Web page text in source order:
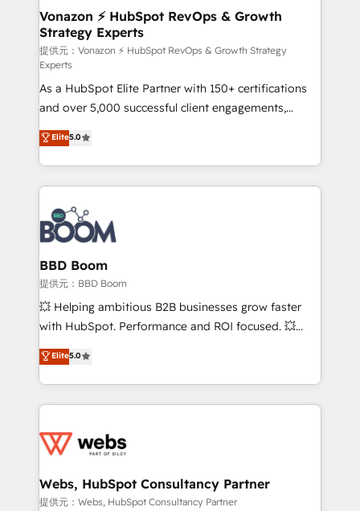
➤ L’intégration de CRM et de méthodologie RevOps
pour aligner les équipes marketing, commerciales et
support client (data migration, synchronisation API,
audit et maintenance) ➤ La création de sites internet
de conversion qui transforment les visiteurs en
opportunités d'affaires ➤ La mise en place de
stratégies d'acquisition marketing (SEO, SEA,
inbound, automatisation marketing, ABM, IA,
emailing) Informations clés : - 10 ans d'expérience -
100+ intégrations CRM HubSpot réussies - 40
experts conseil - 150 certifications HubSpot
cumulées
Vonazon ⚡ HubSpot RevOps & Growth
Strategy Experts
提供元：Vonazon ⚡ HubSpot RevOps & Growth Strategy
Experts
As a HubSpot Elite Partner with 150+ certifications
and over 5,000 successful client engagements,
Vonazon turns marketing complexity into
measurable, scalable growth. From onboarding to
enterprise-grade campaigns, our in-house team
builds scalable strategies that drive long-term
revenue. ⚙️ HubSpot Integration & Optimization •
Seamless CRM, CMS, and automation setup •
Complex platform migrations and data cleanups •
Custom APIs and third-party integrations 📈 End-to-
End Revenue Acceleration • Lifecycle marketing and
pipeline growth programs • Sales enablement tools
and CRM optimization • Retention strategies with
Execution • 750+ onboardings and 2,000+
implementations • Deep expertise across marketing,
Elite5.0
BBD Boom
提供元：BBD Boom
💥 Helping ambitious B2B businesses grow faster
with HubSpot. Performance and ROI focused. 💥
BBD Boom is the HubSpot partner that can help you
to HubSpot Better. We work with your teams to
solve all your HubSpot challenges and improve user
adoption, sales process and marketing results.
the first time 🔧 Designing and optimising your
and build using HubSpot 🔌 Integrating HubSpot
with other systems 🎓 Training your teams to be
Elite5.0
Webs, HubSpot Consultancy Partner
提供元：Webs, HubSpot Consultancy Partner